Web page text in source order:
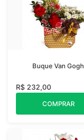
Buque Van Gogh
R$ 232,00
COMPRAR